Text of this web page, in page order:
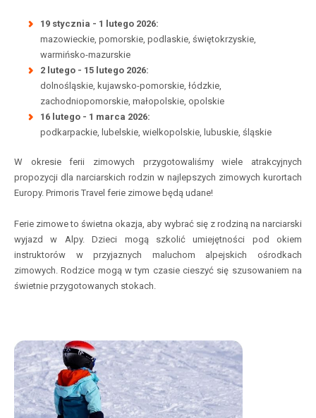
19 stycznia - 1 lutego 2026:
mazowieckie, pomorskie, podlaskie, świętokrzyskie,
warmińsko-mazurskie
2 lutego - 15 lutego 2026:
dolnośląskie, kujawsko-pomorskie, łódzkie,
zachodniopomorskie, małopolskie, opolskie
16 lutego - 1 marca 2026:
podkarpackie, lubelskie, wielkopolskie, lubuskie, śląskie
W okresie ferii zimowych przygotowaliśmy wiele atrakcyjnych
propozycji dla narciarskich rodzin w najlepszych zimowych kurortach
Europy. Primoris Travel ferie zimowe będą udane!
Ferie zimowe to świetna okazja, aby wybrać się z rodziną na narciarski
wyjazd w Alpy. Dzieci mogą szkolić umiejętności pod okiem
instruktorów w przyjaznych maluchom alpejskich ośrodkach
zimowych. Rodzice mogą w tym czasie cieszyć się szusowaniem na
świetnie przygotowanych stokach.